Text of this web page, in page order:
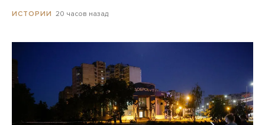
ИСТОРИИ 20 часов назад